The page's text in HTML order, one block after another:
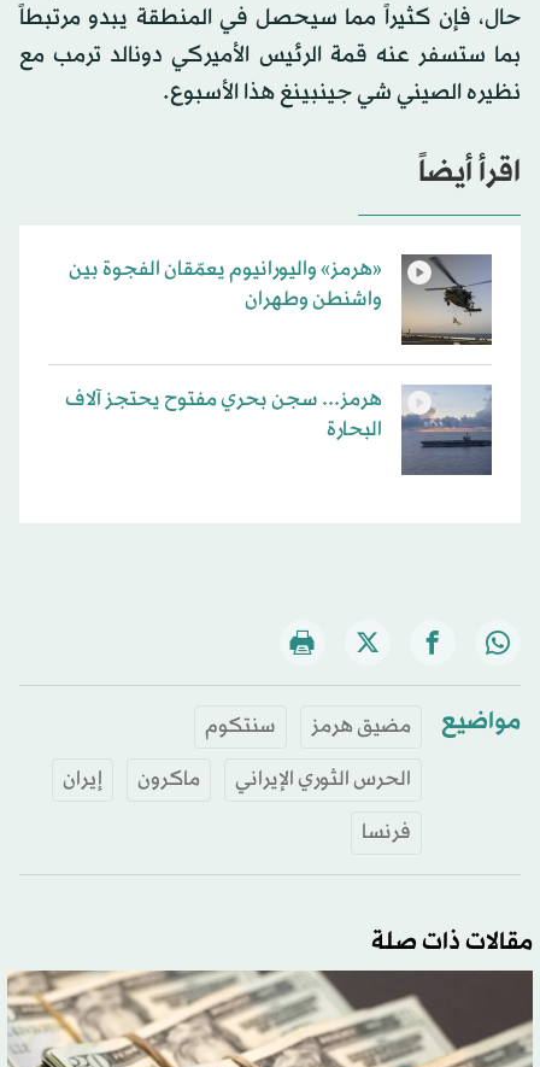
حال، فإن كثيراً مما سيحصل في المنطقة يبدو مرتبطاً
بما ستسفر عنه قمة الرئيس الأميركي دونالد ترمب مع
نظيره الصيني شي جينبينغ هذا الأسبوع.
اقرأ أيضاً
«هرمز» واليورانيوم يعمّقان الفجوة بين
واشنطن وطهران
هرمز... سجن بحري مفتوح يحتجز آلاف
البحارة
مواضيع مضيق هرمز
سنتكوم
الحرس الثوري الإيراني
ماكرون
إيران
فرنسا
مقالات ذات صلة